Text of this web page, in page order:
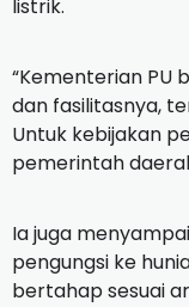
listrik.
“Kementerian PU
dan fasilitasnya,
Untuk kebijakan
pemerintah
Ia juga
pengungsi ke
bertahap sesuai